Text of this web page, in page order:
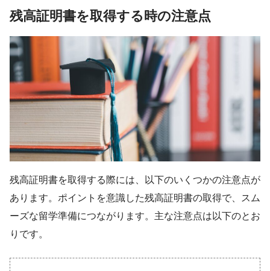
残高証明書を取得する時の注意点
残高証明書を取得する際には、以下のいくつかの注意点が
あります。ポイントを意識した残高証明書の取得で、スム
ーズな留学準備につながります。主な注意点は以下のとお
りです。